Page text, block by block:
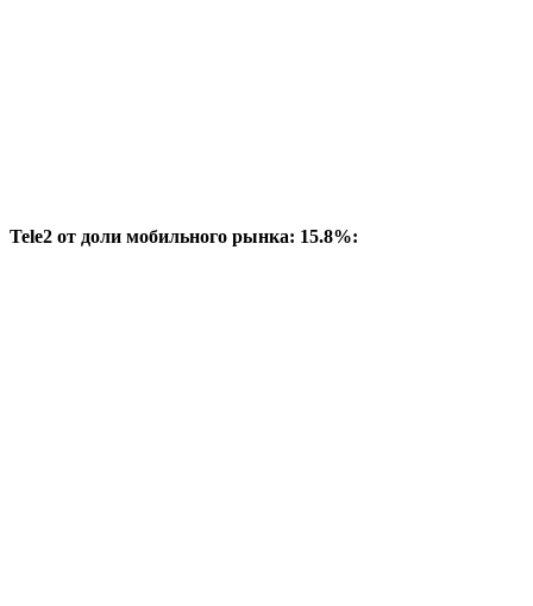
Tele2 от доли мобильного рынка: 15.8%: